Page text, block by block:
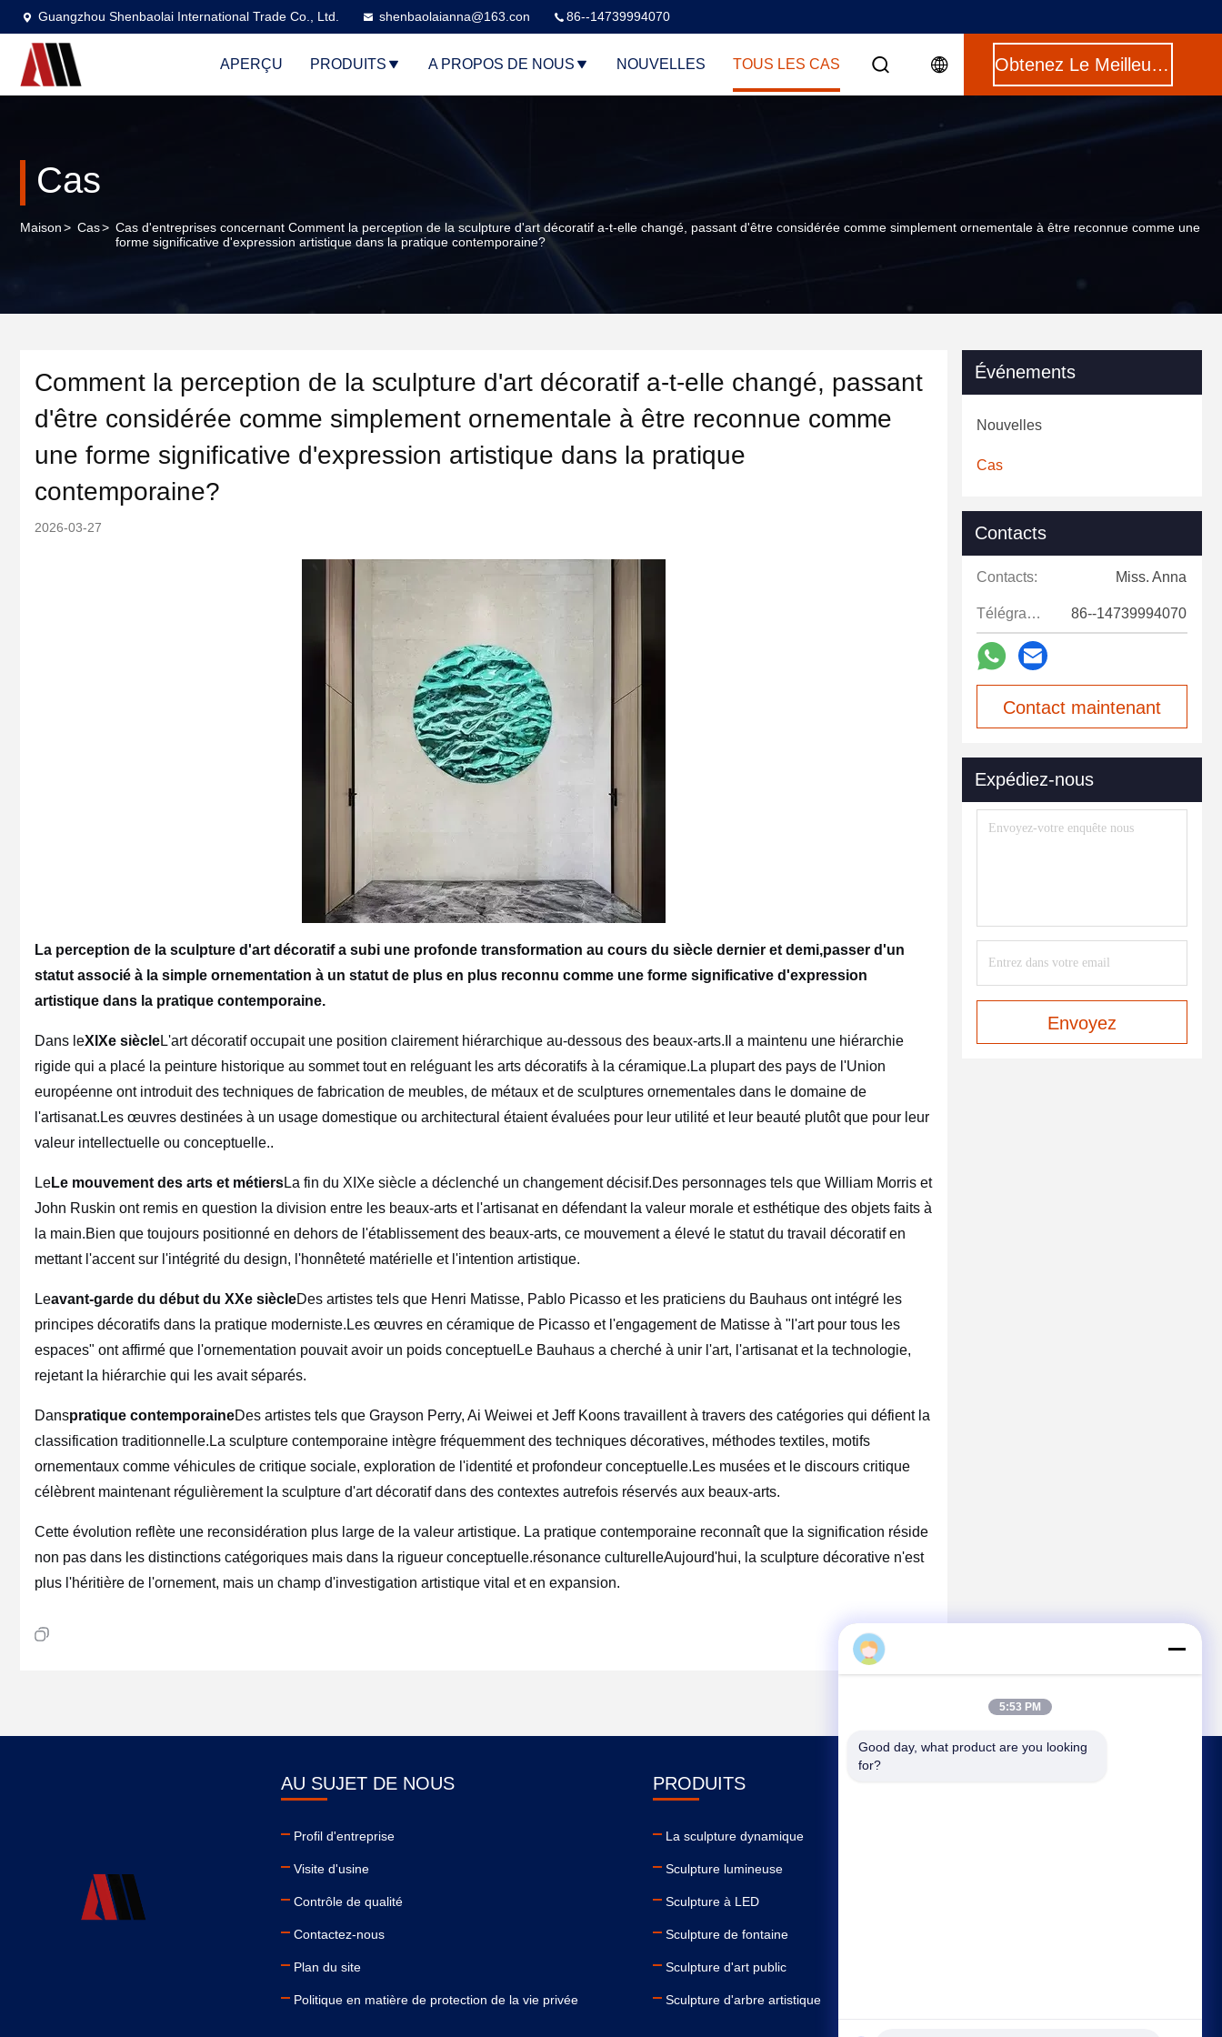
Guangzhou Shenbaolai International Trade Co., Ltd. shenbaolaianna@163.con 86--14739994070
APERÇU PRODUITS A PROPOS DE NOUS NOUVELLES TOUS LES CAS Obtenez Le Meilleur Prix
Cas
Maison> Cas> Cas d'entreprises concernant Comment la perception de la sculpture d'art décoratif a-t-elle changé, passant d'être considérée comme simplement ornementale à être reconnue comme une
forme significative d'expression artistique dans la pratique contemporaine?
Comment la perception de la sculpture d'art décoratif a-t-elle changé, passant
d'être considérée comme simplement ornementale à être reconnue comme
une forme significative d'expression artistique dans la pratique
contemporaine?
2026-03-27
La perception de la sculpture d'art décoratif a subi une profonde transformation au cours du siècle dernier et demi,passer d'un
statut associé à la simple ornementation à un statut de plus en plus reconnu comme une forme significative d'expression
artistique dans la pratique contemporaine.
Dans leXIXe siècleL'art décoratif occupait une position clairement hiérarchique au-dessous des beaux-arts.Il a maintenu une hiérarchie
rigide qui a placé la peinture historique au sommet tout en reléguant les arts décoratifs à la céramique.La plupart des pays de l'Union
européenne ont introduit des techniques de fabrication de meubles, de métaux et de sculptures ornementales dans le domaine de
l'artisanat.Les œuvres destinées à un usage domestique ou architectural étaient évaluées pour leur utilité et leur beauté plutôt que pour leur
valeur intellectuelle ou conceptuelle..
LeLe mouvement des arts et métiersLa fin du XIXe siècle a déclenché un changement décisif.Des personnages tels que William Morris et
John Ruskin ont remis en question la division entre les beaux-arts et l'artisanat en défendant la valeur morale et esthétique des objets faits à
la main.Bien que toujours positionné en dehors de l'établissement des beaux-arts, ce mouvement a élevé le statut du travail décoratif en
mettant l'accent sur l'intégrité du design, l'honnêteté matérielle et l'intention artistique.
Leavant-garde du début du XXe siècleDes artistes tels que Henri Matisse, Pablo Picasso et les praticiens du Bauhaus ont intégré les
principes décoratifs dans la pratique moderniste.Les œuvres en céramique de Picasso et l'engagement de Matisse à "l'art pour tous les
espaces" ont affirmé que l'ornementation pouvait avoir un poids conceptuelLe Bauhaus a cherché à unir l'art, l'artisanat et la technologie,
rejetant la hiérarchie qui les avait séparés.
Danspratique contemporaineDes artistes tels que Grayson Perry, Ai Weiwei et Jeff Koons travaillent à travers des catégories qui défient la
classification traditionnelle.La sculpture contemporaine intègre fréquemment des techniques décoratives, méthodes textiles, motifs
ornementaux comme véhicules de critique sociale, exploration de l'identité et profondeur conceptuelle.Les musées et le discours critique
célèbrent maintenant régulièrement la sculpture d'art décoratif dans des contextes autrefois réservés aux beaux-arts.
Cette évolution reflète une reconsidération plus large de la valeur artistique. La pratique contemporaine reconnaît que la signification réside
non pas dans les distinctions catégoriques mais dans la rigueur conceptuelle.résonance culturelleAujourd'hui, la sculpture décorative n'est
plus l'héritière de l'ornement, mais un champ d'investigation artistique vital et en expansion.
Événements
Nouvelles
Cas
Contacts
Contacts: Miss. Anna
Télégramme: 86--14739994070
Contact maintenant
Expédiez-nous
Envoyez
AU SUJET DE NOUS
Profil d'entreprise
Visite d'usine
Contrôle de qualité
Contactez-nous
Plan du site
Politique en matière de protection de la vie privée
PRODUITS
La sculpture dynamique
Sculpture lumineuse
Sculpture à LED
Sculpture de fontaine
Sculpture d'art public
Sculpture d'arbre artistique
5:53 PM
Good day, what product are you looking
for?